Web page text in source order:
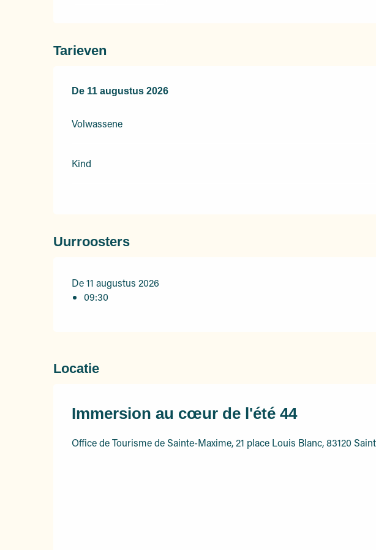
Tarieven
De 11 augustus 2026
De 11 augustus 2026
Volwassene
Kind
Uurroosters
De 11 augustus 2026
09:30
Locatie
Immersion au cœur de l'été 44
Office de Tourisme de Sainte-Maxime, 21 place Louis Blanc, 83120